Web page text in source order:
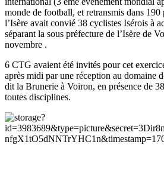
monde de football, et retransmis dans 190
l’Isère avait convié 38 cyclistes Isérois à
séparant la sous préfecture de l’Isère de
novembre .
6 CTG avaient été invités pour cet
après midi par une réception au domaine
dit la Brunerie à Voiron, en présence de
toutes disciplines.